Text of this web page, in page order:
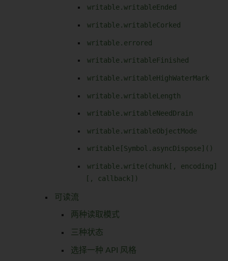
writable.writableEnded
writable.writableCorked
writable.errored
writable.writableFinished
writable.writableHighWaterMark
writable.writableLength
writable.writableNeedDrain
writable.writableObjectMode
writable[Symbol.asyncDispose]()
writable.write(chunk[, encoding]
[, callback])
可读流
两种读取模式
三种状态
选择一种 API 风格